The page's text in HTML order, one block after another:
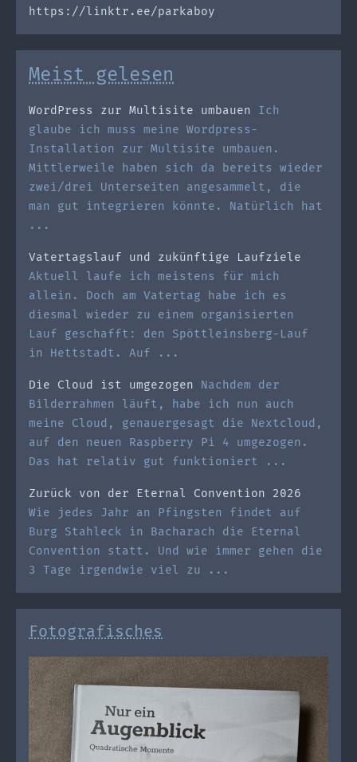
https://linktr.ee/parkaboy
Meist gelesen
WordPress zur Multisite umbauen
Ich
glaube ich muss meine Wordpress-
Installation zur Multisite umbauen.
Mittlerweile haben sich da bereits wieder
zwei/drei Unterseiten angesammelt, die
man gut integrieren könnte. Natürlich hat
...
Vatertagslauf und zukünftige Laufziele
Aktuell laufe ich meistens für mich
allein. Doch am Vatertag habe ich es
diesmal wieder zu einem organisierten
Lauf geschafft: den Spöttleinsberg-Lauf
in Hettstadt. Auf ...
Die Cloud ist umgezogen
Nachdem der
Bilderrahmen läuft, habe ich nun auch
meine Cloud, genauergesagt die Nextcloud,
auf den neuen Raspberry Pi 4 umgezogen.
Das hat relativ gut funktioniert ...
Zurück von der Eternal Convention 2026
Wie jedes Jahr an Pfingsten findet auf
Burg Stahleck in Bacharach die Eternal
Convention statt. Und wie immer gehen die
3 Tage irgendwie viel zu ...
Fotografisches